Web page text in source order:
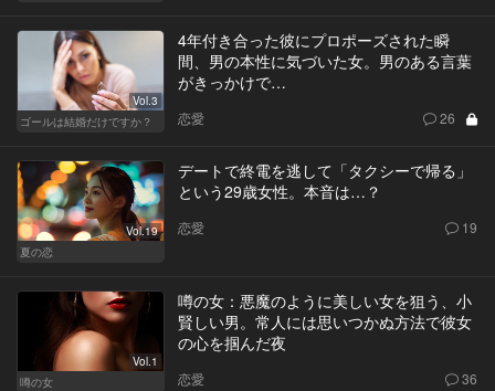
Vol.3
ゴールは結婚だけですか？
4年付き合った彼にプロポーズされた瞬
間、男の本性に気づいた女。男のある言葉
がきっかけで…
恋愛 26
Vol.19
夏の恋
デートで終電を逃して「タクシーで帰る」
という29歳女性。本音は…？
恋愛 19
Vol.1
噂の女
噂の女：悪魔のように美しい女を狙う、小
賢しい男。常人には思いつかぬ方法で彼女
の心を掴んだ夜
恋愛 36